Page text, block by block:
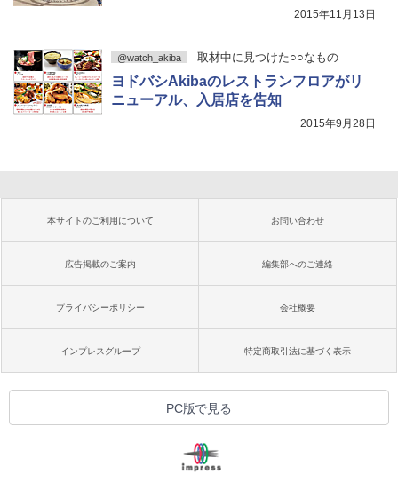
2015年11月13日
@watch_akiba 取材中に見つけた○○なもの
ヨドバシAkibaのレストランフロアがリ
ニューアル、入居店を告知
2015年9月28日
本サイトのご利用について お問い合わせ
広告掲載のご案内 編集部へのご連絡
プライバシーポリシー 会社概要
インプレスグループ 特定商取引法に基づく表示
PC版で見る